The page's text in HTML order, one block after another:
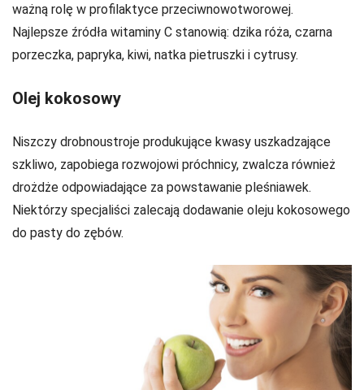
ważną rolę w profilaktyce przeciwnowotworowej.
Najlepsze źródła witaminy C stanowią: dzika róża, czarna
porzeczka, papryka, kiwi, natka pietruszki i cytrusy.
Olej kokosowy
Niszczy drobnoustroje produkujące kwasy uszkadzające
szkliwo, zapobiega rozwojowi próchnicy, zwalcza również
drożdże odpowiadające za powstawanie pleśniawek.
Niektórzy specjaliści zalecają dodawanie oleju kokosowego
do pasty do zębów.